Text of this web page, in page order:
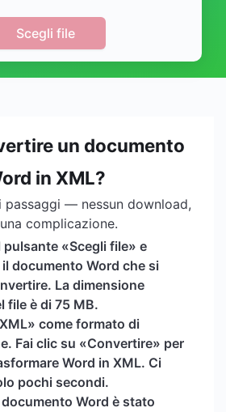
Scegli file
un documento
in XML?
passaggi — nessun download,
complicazione.
pulsante «Scegli file» e
documento Word che si
La dimensione
file è di 75 MB.
come formato di
Fai clic su «Convertire» per
Word in XML. Ci
pochi secondi.
Word è stato